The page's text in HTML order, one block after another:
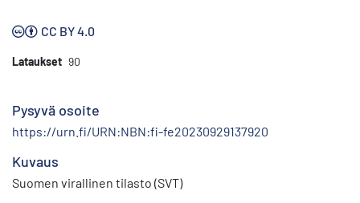
CC BY 4.0
Lataukset 90
Pysyvä osoite
https://urn.fi/URN:NBN:fi-fe20230929137920
Kuvaus
Suomen virallinen tilasto (SVT)